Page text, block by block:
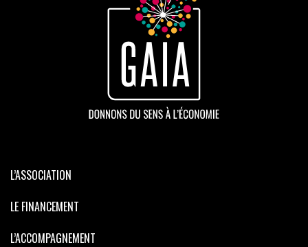
L’ASSOCIATION
LE FINANCEMENT
L’ACCOMPAGNEMENT